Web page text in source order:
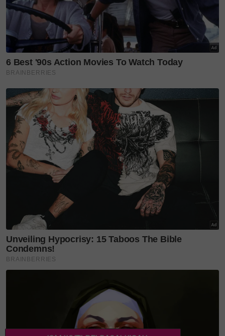
tagged," katanya.
Untuk rekod, Adriana mendirikan rumahtangga
bersama ahli perniagaan, Harez Hazim Azrin pada
31 Ogos 2019.
Layari portal
bermanfaat!
Jangan lupa follow kami
diTwitter, Instagram,Threads,YouTube&
SinarPlus. Join grup Telegram kamiDI SINI untuk
info dan kisah penuh inspirasi.
Jangan lupa dapatkan promosi
MAKANAN KUCING TOMKRAF
sudah berada di 37 cawangan KK Super Mart
terpilih di Shah Alam atau beli secara online di
platformShopee Karangkraf Mallsekarang!
Layari portal
Jangan lupa follow kami diFacebook,Instagram,Threads,
untuk info dan kisah penuh inspirasi
Jangan lupa dapatkan promosi istimewa
KUCING TOMKRAF yang kini sudah berada di 37